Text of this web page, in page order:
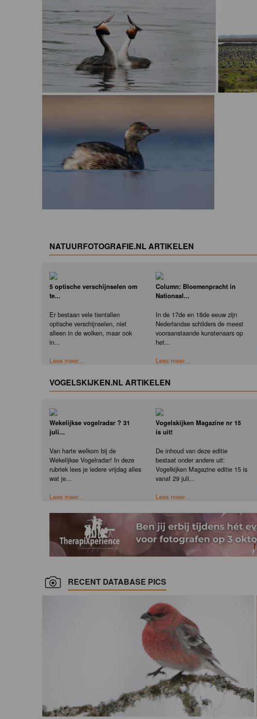
NATUURFOTOGRAFIE.NL ARTIKELEN
5 optische verschijnselen om
te...
Er bestaan vele tientallen
optische verschijnselen, niet
alleen in de wolken, maar ook
in...
Lees meer...
Column: Bloemenpracht in
Nationaal...
In de 17de en 18de eeuw zijn
Nederlandse schilders de meest
vooraanstaande kunstenaars op
het...
Lees meer...
VOGELSKIJKEN.NL ARTIKELEN
Wekelijkse vogelradar ? 31
juli...
Van harte welkom bij de
Wekelijkse Vogelradar! In deze
rubriek lees je iedere vrijdag alles
wat je...
Lees meer...
Vogelskijken Magazine nr 15
is uit!
De inhoud van deze editie
bestaat onder andere uit:
Vogelkijken Magazine editie 15 is
vanaf 29 juli...
Lees meer...
RECENT DATABASE PICS